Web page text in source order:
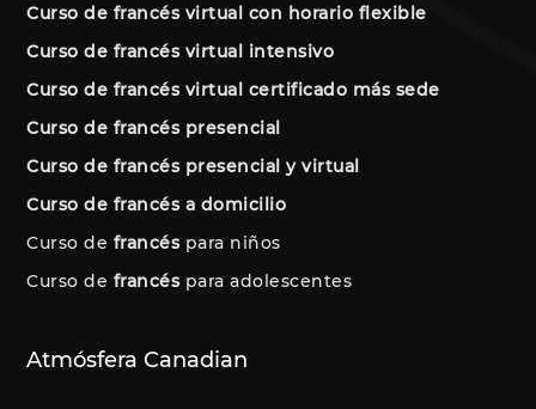
Curso de francés virtual con horario flexible
Curso de francés virtual intensivo
Curso de francés virtual certificado más sede
Curso de francés presencial
Curso de francés presencial y virtual
Curso de francés a domicilio
Curso de francéspara niños
Curso de francéspara adolescentes
Atmósfera Canadian